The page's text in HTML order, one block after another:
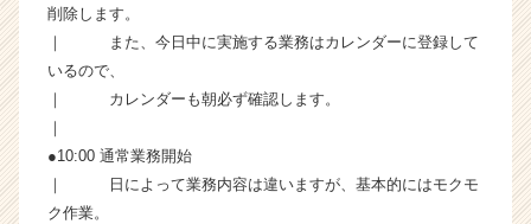
カ
が
就
削除します。
｜ また、今日中に実施する業務はカレンダーに登録して
いるので、
｜ カレンダーも朝必ず確認します。
｜
●10:00 通常業務開始
｜ 日によって業務内容は違いますが、基本的にはモクモ
ク作業。